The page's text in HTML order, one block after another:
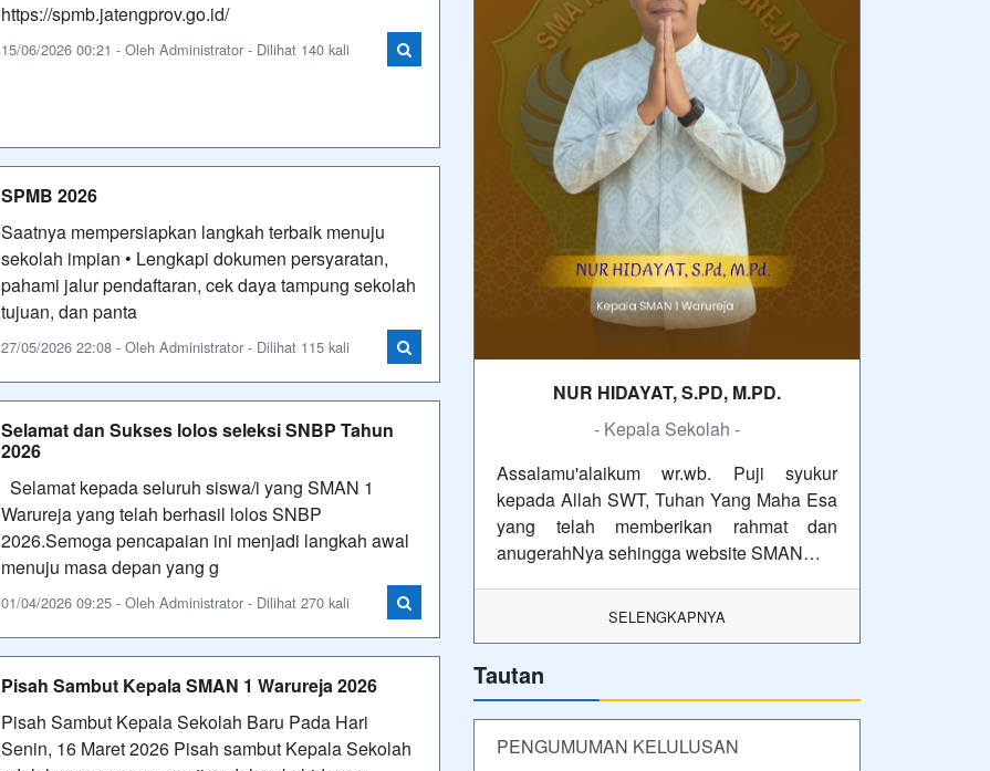
https://spmb.jatengprov.go.id/
15/06/2026 00:21 - Oleh Administrator - Dilihat 140 kali
SPMB 2026
Saatnya mempersiapkan langkah terbaik menuju
sekolah impian • Lengkapi dokumen persyaratan,
pahami jalur pendaftaran, cek daya tampung sekolah
tujuan, dan panta
27/05/2026 22:08 - Oleh Administrator - Dilihat 115 kali
Selamat dan Sukses lolos seleksi SNBP Tahun
2026
Selamat kepada seluruh siswa/i yang SMAN 1
Warureja yang telah berhasil lolos SNBP
2026.Semoga pencapaian ini menjadi langkah awal
menuju masa depan yang g
01/04/2026 09:25 - Oleh Administrator - Dilihat 270 kali
Pisah Sambut Kepala SMAN 1 Warureja 2026
Pisah Sambut Kepala Sekolah Baru Pada Hari
Senin, 16 Maret 2026 Pisah sambut Kepala Sekolah
NUR HIDAYAT, S.PD, M.PD.
- Kepala Sekolah -
Assalamu'alaikum wr.wb. Puji syukur
kepada Allah SWT, Tuhan Yang Maha Esa
yang telah memberikan rahmat dan
anugerahNya sehingga website SMAN…
SELENGKAPNYA
Tautan
PENGUMUMAN KELULUSAN